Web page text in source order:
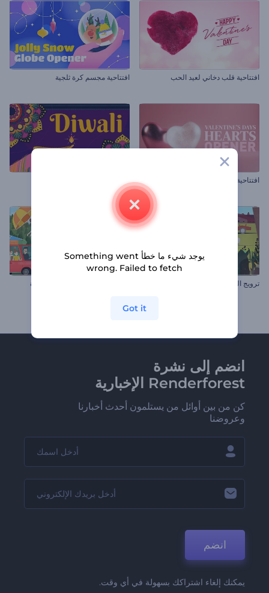
افتتاحية قلب دخاني لعيد الحب افتتاحية مجسم كرة ثلجية
افتتاحية قلوب عيد الحب
ترويج الطعام العضوى مجموعة أدوات المغامرات المميزة
انضم إلى نشرة
Renderforest الإخبارية
كن من بين أوائل من يستلمون أحدث أخبارنا
وعروضنا
انضم
يمكنك إلغاء اشتراكك بسهولة في أي وقت.
يوجد شيء ما خطأ Something went
wrong. Failed to fetch
Got it